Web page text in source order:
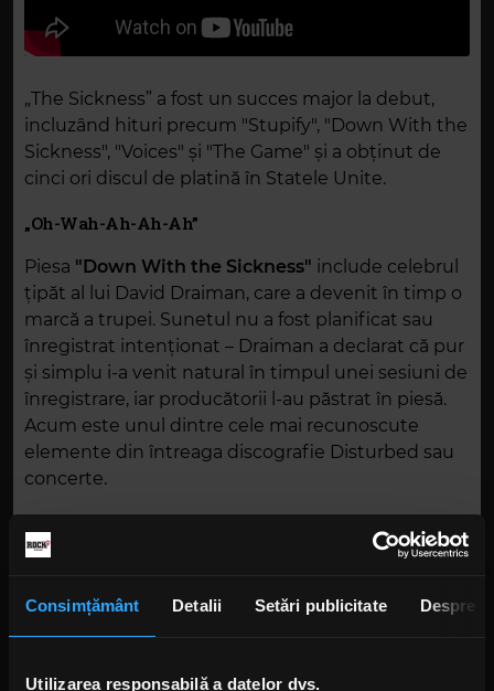
Consimțământ Detalii Setări publicitate Despre
Utilizarea responsabilă a datelor dvs.
„The Sickness” a fost un succes major la debut,
incluzând hituri precum "Stupify", "Down With the
Sickness", "Voices" și "The Game" și a obținut de
cinci ori discul de platină în Statele Unite.
„Oh-Wah-Ah-Ah-Ah”
Piesa "Down With the Sickness" include celebrul
țipăt al lui David Draiman, care a devenit în timp o
marcă a trupei. Sunetul nu a fost planificat sau
înregistrat intenționat – Draiman a declarat că pur
și simplu i-a venit natural în timpul unei sesiuni de
înregistrare, iar producătorii l-au păstrat în piesă.
Acum este unul dintre cele mai recunoscute
elemente din întreaga discografie Disturbed sau
concerte.
Draiman a menționat într-un interviu pentru
Louder din 2024 că a fost inspirat de vocaliști
Moreno de la Deftones
, care au explorat utilizarea
vocii ca instrument ritmic.